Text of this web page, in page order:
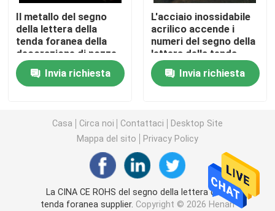
insegna al neon su ordinazione
insegna al neon principale
Segno della lettera del metallo
Segno acrilico della lettera
Segno di numero civico
Segno anteriore del deposito
Il metallo del segno
della lettera della
tenda foranea della
decorazione di nozze
ha dipinto il CE ROHS
Invia richiesta
L'acciaio inossidabile
acrilico accende i
numeri del segno della
lettera della tenda
foranea con le
lampadineInvia richiesta
Casa Circa noi Contattaci
Desktop Site
Mappa del sito
Privacy Policy
La CINA CE ROHS del segno della lettera della
tenda foranea supplier. Copyright © 2026 Henan